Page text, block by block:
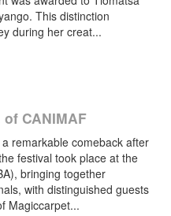
This distinction
during her creat...
CANIMAF
remarkable comeback after
festival took place at the
bringing together
with distinguished guests
Magiccarpet...